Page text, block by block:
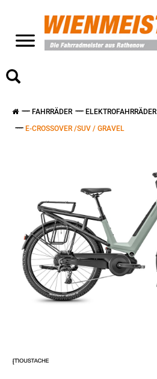
FAHRRÄDER
ELEKTROFAHRRÄDER
E-CROSSOVER /SUV / GRAVEL